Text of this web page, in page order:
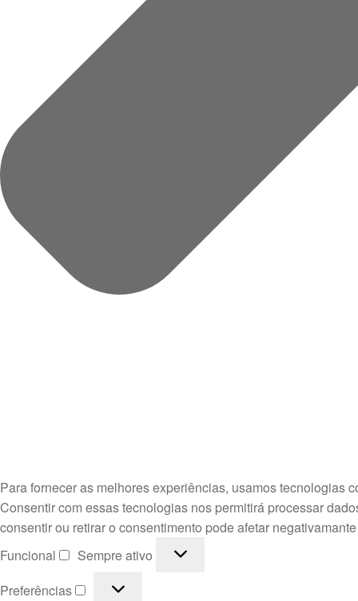
Para fornecer as melhores experiências, usamos tecnologias
Consentir com essas tecnologias nos permitirá processar
consentir ou retirar o consentimento pode afetar
Funcional
Funcional
Sempre ativo
Preferências
Preferências